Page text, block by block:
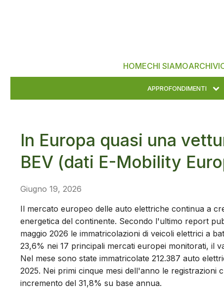
HOMECHI SIAMO
APPROFONDIMENTI
In Europa quasi una
BEV (dati E-Mobility
Giugno 19, 2026
Il mercato europeo delle auto elettriche continua a
energetica del continente. Secondo l'ultimo report
maggio 2026 le immatricolazioni di veicoli elettrici a
23,6% nei 17 principali mercati europei monitorati, il
Nel mese sono state immatricolate 212.387 auto
2025. Nei primi cinque mesi dell'anno le
incremento del 31,8% su base annua.